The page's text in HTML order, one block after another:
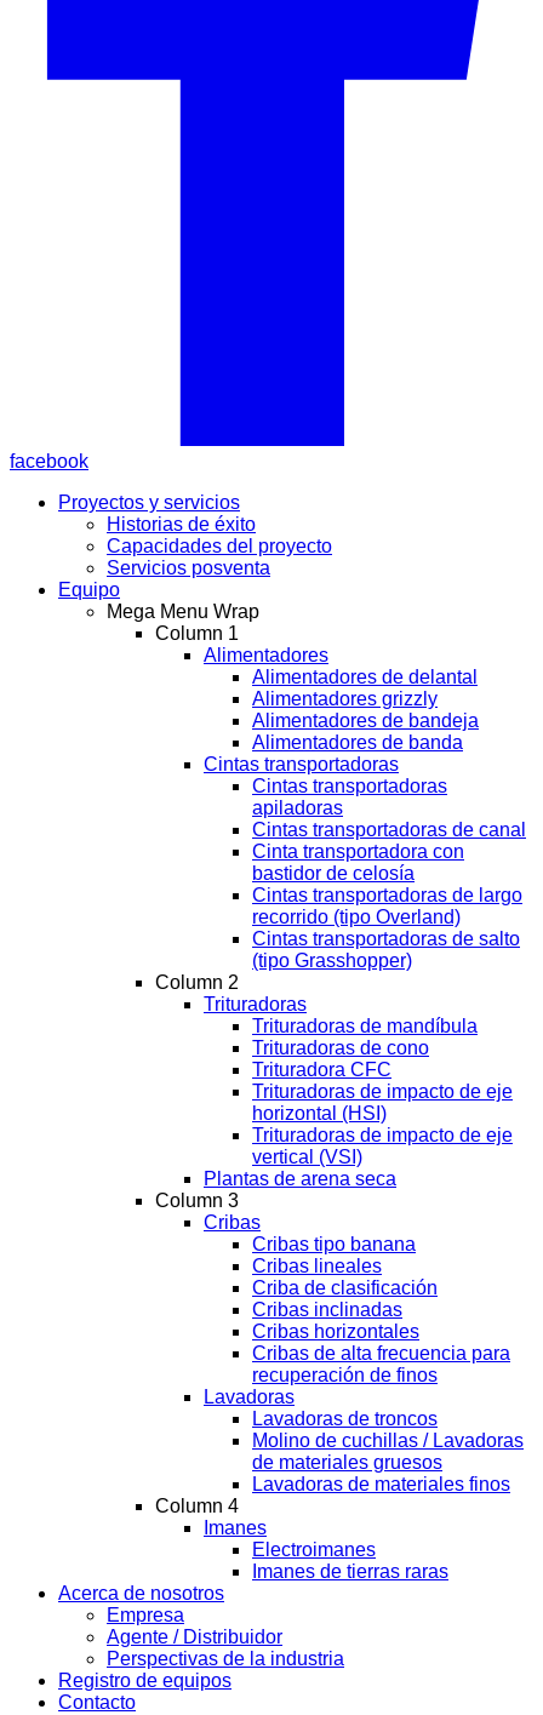
facebook
Proyectos y servicios
Historias de éxito
Capacidades del proyecto
Servicios posventa
Equipo
Mega Menu Wrap
Column 1
Alimentadores
Alimentadores de delantal
Alimentadores grizzly
Alimentadores de bandeja
Alimentadores de banda
Cintas transportadoras
Cintas transportadoras
apiladoras
Cintas transportadoras de canal
Cinta transportadora con
bastidor de celosía
Cintas transportadoras de largo
recorrido (tipo Overland)
Cintas transportadoras de salto
(tipo Grasshopper)
Column 2
Trituradoras
Trituradoras de mandíbula
Trituradoras de cono
Trituradora CFC
Trituradoras de impacto de eje
horizontal (HSI)
Trituradoras de impacto de eje
vertical (VSI)
Plantas de arena seca
Column 3
Cribas
Cribas tipo banana
Cribas lineales
Criba de clasificación
Cribas inclinadas
Cribas horizontales
Cribas de alta frecuencia para
recuperación de finos
Lavadoras
Lavadoras de troncos
Molino de cuchillas / Lavadoras
de materiales gruesos
Lavadoras de materiales finos
Column 4
Imanes
Electroimanes
Imanes de tierras raras
Acerca de nosotros
Empresa
Agente / Distribuidor
Perspectivas de la industria
Registro de equipos
Contacto